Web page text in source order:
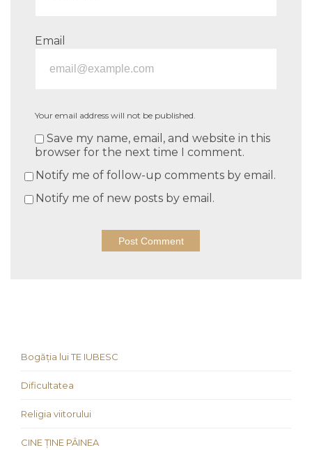
Email
Your email address will not be published.
Save my name, email, and website in this
browser for the next time I comment.
Notify me of follow-up comments by email.
Notify me of new posts by email.
Bogăția lui TE IUBESC
Dificultatea
Religia viitorului
CINE ȚINE PÂINEA